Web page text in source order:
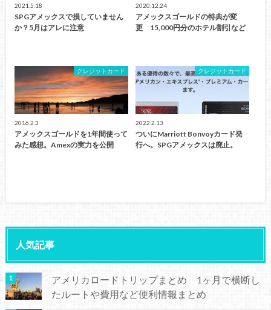
2021.5.18
SPGアメックスで損していません
か？5月はアレに注意
2020.12.24
アメックスゴールドの特典が変
更 15,000円分のホテル割引など
クレジットカード
2016.2.3
アメックスゴールドを1年間使って
みた感想。Amexの実力を公開
クレジットカード
2022.2.13
ついにMarriott Bonvoyカード発
行へ。SPGアメックスは廃止。
人気記事
アメリカロードトリップまとめ 1ヶ月で横断し
たルートや費用など便利情報まとめ